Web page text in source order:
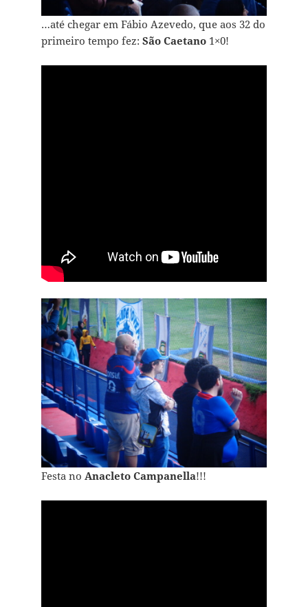
…até chegar em Fábio Azevedo, que aos 32 do
primeiro tempo fez: São Caetano1×0!
Festa no Anacleto Campanella!!!